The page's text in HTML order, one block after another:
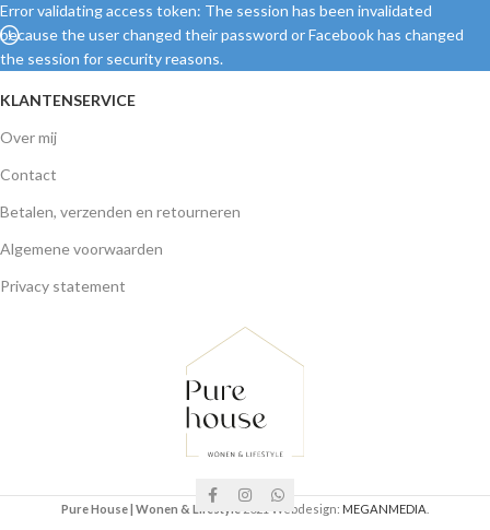
Error validating access token: The session has been invalidated
because the user changed their password or Facebook has changed
the session for security reasons.
KLANTENSERVICE
Over mij
Contact
Betalen, verzenden en retourneren
Algemene voorwaarden
Privacy statement
Pure House | Wonen & Lifestyle 2021 Webdesign: MEGANMEDIA